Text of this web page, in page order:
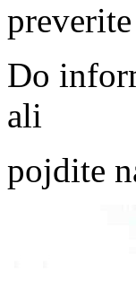
Do
ali
pojdite